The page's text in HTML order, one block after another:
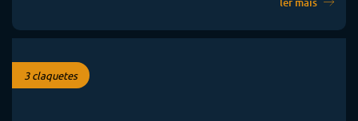
3 claquetes